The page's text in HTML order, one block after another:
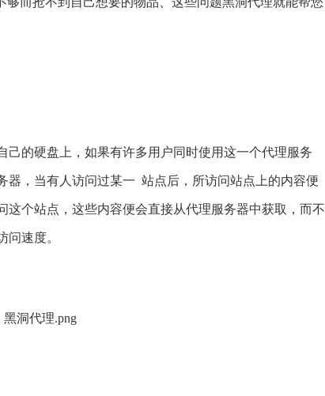
的硬盘上，如果有许多用户同时使用这一个代理服务
器，当有人访问过某一 站点后，所访问站点上的内容便
个站点，这些内容便会直接从代理服务器中获取，而不
速度。